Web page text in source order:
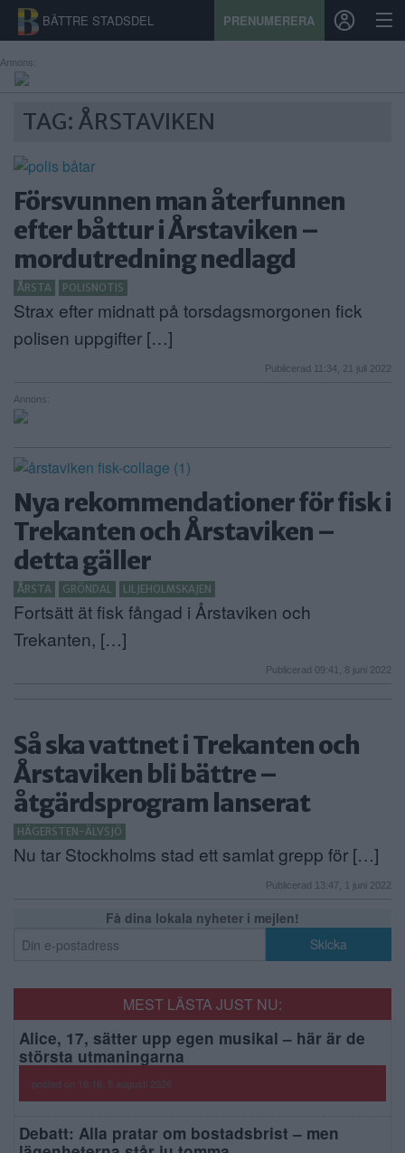
BÄTTRE STADSDEL PRENUMERERA
START
STADSDEL
PRENUMERATION
SPORT
ÅSIKTER
KALENDER
KONTAKT
SAMARBETEN
NÄRINGSLIV
MER
Annons:
TAG: ÅRSTAVIKEN
Försvunnen man återfunnen
efter båttur i Årstaviken –
mordutredning nedlagd
ÅRSTA POLISNOTIS
Strax efter midnatt på torsdagsmorgonen fick
polisen uppgifter […]
Publicerad 11:34, 21 juli 2022
Annons:
Nya rekommendationer för fisk i
Trekanten och Årstaviken –
detta gäller
ÅRSTA GRÖNDAL LILJEHOLMSKAJEN
Fortsätt ät fisk fångad i Årstaviken och
Trekanten, […]
Publicerad 09:41, 8 juni 2022
Så ska vattnet i Trekanten och
Årstaviken bli bättre –
åtgärdsprogram lanserat
HÄGERSTEN-ÄLVSJÖ
Nu tar Stockholms stad ett samlat grepp för […]
Publicerad 13:47, 1 juni 2022
Få dina lokala nyheter i mejlen!
MEST LÄSTA JUST NU:
Alice, 17, sätter upp egen musikal – här är de
största utmaningarna
posted on 16:16, 5 augusti 2026
Debatt: Alla pratar om bostadsbrist – men